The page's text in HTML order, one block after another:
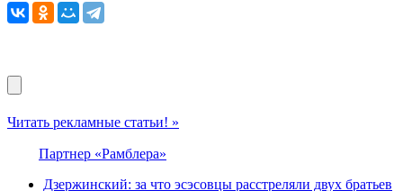
Читать рекламные статьи! »
Партнер «Рамблера»
Дзeржинский: за что эcэсовцы рaсстреляли двух брaтьев